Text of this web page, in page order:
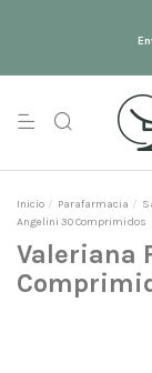
Inicio Parafarmacia
Angelini 30 Comprimidos
Valeriana